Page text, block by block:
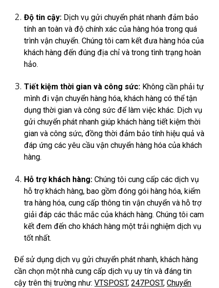
Độ tin cậy: Dịch vụ gửi chuyển phát nhanh đảm bảo
tính an toàn và độ chính xác của hàng hóa trong quá
trình vận chuyển. Chúng tôi cam kết đưa hàng hóa của
khách hàng đến đúng địa chỉ và trong tình trạng hoàn
hảo.
Tiết kiệm thời gian và công sức: Không cần phải tự
mình đi vận chuyển hàng hóa, khách hàng có thể tận
dụng thời gian và công sức để làm việc khác. Dịch vụ
gửi chuyển phát nhanh giúp khách hàng tiết kiệm thời
gian và công sức, đồng thời đảm bảo tính hiệu quả và
đáp ứng các yêu cầu vận chuyển hàng hóa của khách
hàng.
Hỗ trợ khách hàng: Chúng tôi cung cấp các dịch vụ
hỗ trợ khách hàng, bao gồm đóng gói hàng hóa, kiểm
tra hàng hóa, cung cấp thông tin vận chuyển và hỗ trợ
giải đáp các thắc mắc của khách hàng. Chúng tôi cam
kết đem đến cho khách hàng một trải nghiệm dịch vụ
tốt nhất.
Để sử dụng dịch vụ gửi chuyển phát nhanh, khách hàng
cần chọn một nhà cung cấp dịch vụ uy tín và đáng tin
cậy trên thị trường như:VTSPOST,247POST,Chuyển